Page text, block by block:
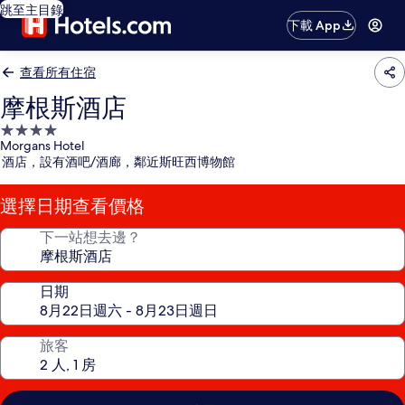
跳至主目錄
下載 App
查看所有住宿
摩根斯酒店
4.0
星
級
住
宿
Morgans Hotel
酒店，設有酒吧/酒廊，鄰近斯旺西博物館
選擇日期查看價格
下一站想去邊？
日期
旅客